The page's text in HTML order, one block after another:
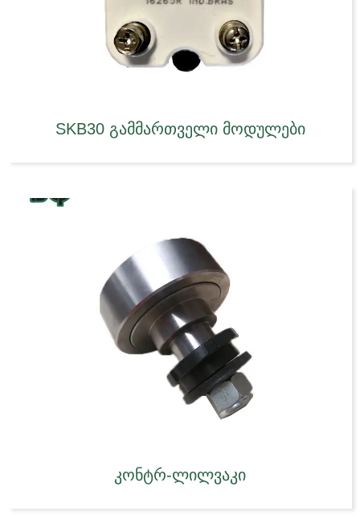
SKB30 გამმართველი მოდულები
კონტრ-ლილვაკი